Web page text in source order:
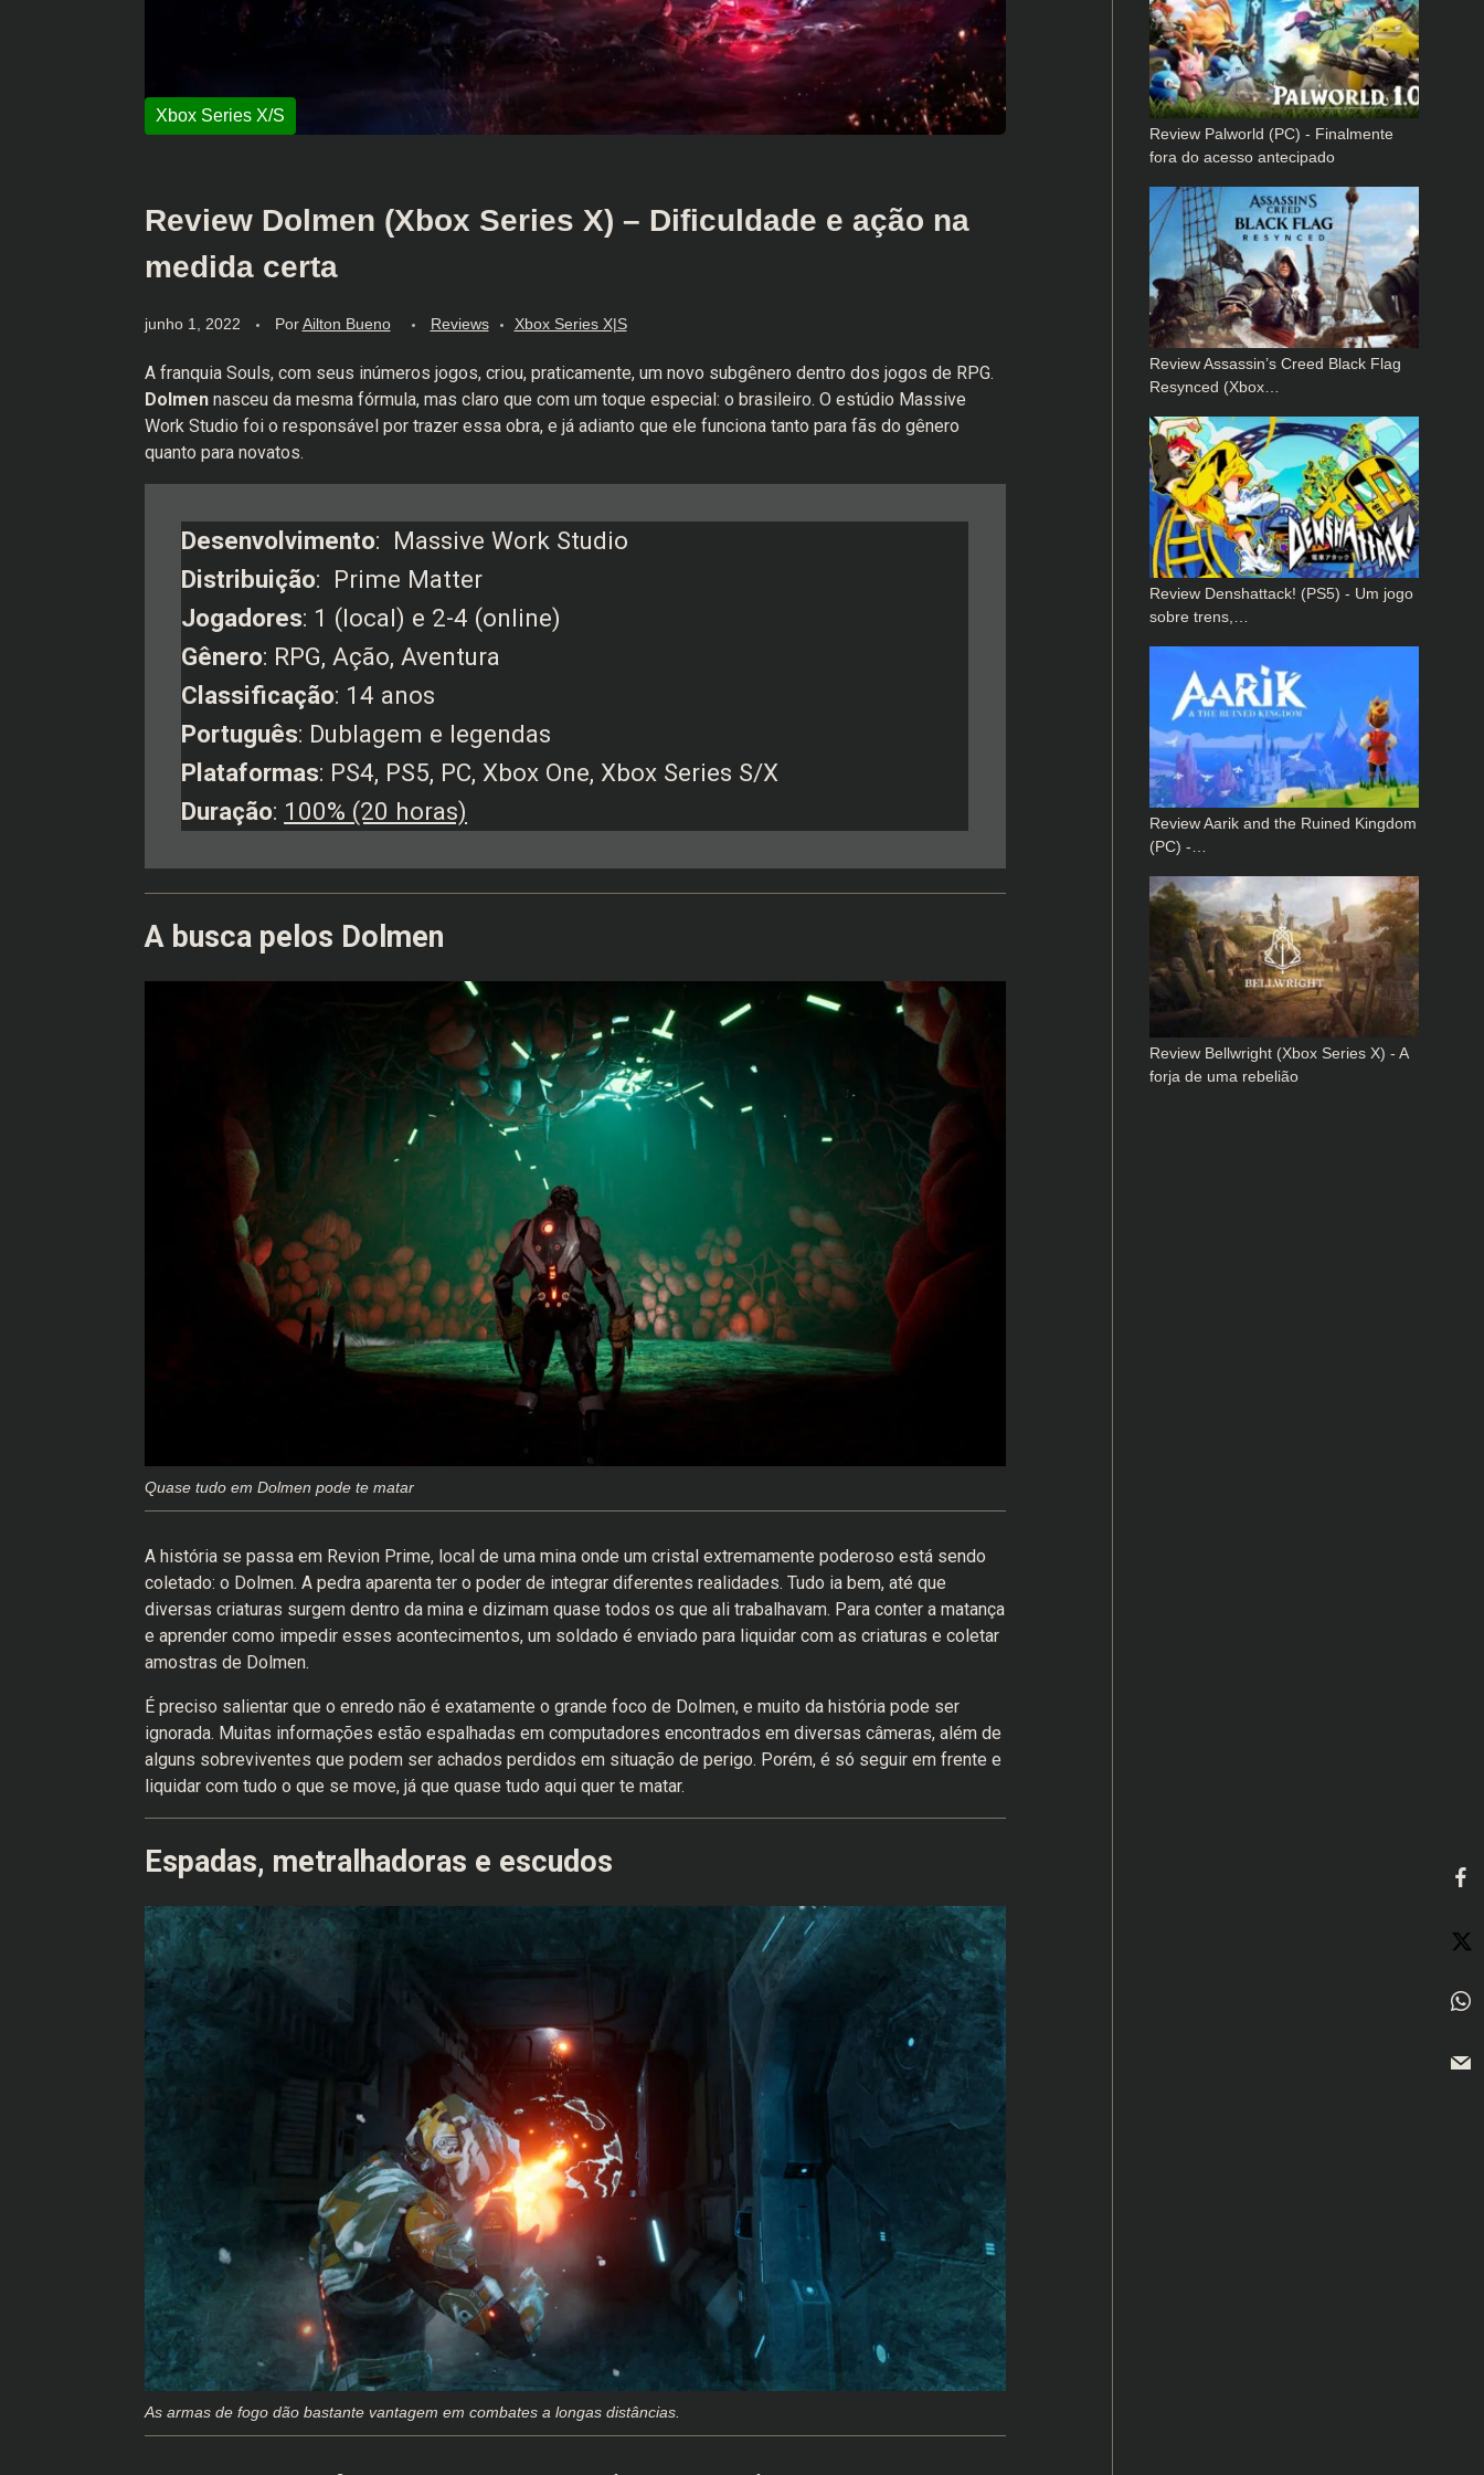
Review Dolmen (Xbox Series X) – Dificuldade e ação na
medida certa
junho 1, 2022 Por Ailton Bueno Reviews Xbox Series X|S
A franquia Souls, com seus inúmeros jogos, criou, praticamente, um novo subgênero dentro dos jogos de RPG.
Dolmen nasceu da mesma fórmula, mas claro que com um toque especial: o brasileiro. O estúdio Massive
Work Studio foi o responsável por trazer essa obra, e já adianto que ele funciona tanto para fãs do gênero
quanto para novatos.
Desenvolvimento: Massive Work Studio
Distribuição: Prime Matter
Jogadores: 1 (local) e 2-4 (online)
Gênero: RPG, Ação, Aventura
Classificação: 14 anos
Português: Dublagem e legendas
Plataformas: PS4, PS5, PC, Xbox One, Xbox Series S/X
Duração: 100% (20 horas)
A busca pelos Dolmen
Quase tudo em Dolmen pode te matar
A história se passa em Revion Prime, local de uma mina onde um cristal extremamente poderoso está sendo
coletado: o Dolmen. A pedra aparenta ter o poder de integrar diferentes realidades. Tudo ia bem, até que
diversas criaturas surgem dentro da mina e dizimam quase todos os que ali trabalhavam. Para conter a matança
e aprender como impedir esses acontecimentos, um soldado é enviado para liquidar com as criaturas e coletar
amostras de Dolmen.
É preciso salientar que o enredo não é exatamente o grande foco de Dolmen, e muito da história pode ser
ignorada. Muitas informações estão espalhadas em computadores encontrados em diversas câmeras, além de
alguns sobreviventes que podem ser achados perdidos em situação de perigo. Porém, é só seguir em frente e
liquidar com tudo o que se move, já que quase tudo aqui quer te matar.
Espadas, metralhadoras e escudos
As armas de fogo dão bastante vantagem em combates a longas distâncias.
Review Palworld (PC) - Finalmente
fora do acesso antecipado
Review Assassin’s Creed Black Flag
Resynced (Xbox…
Review Denshattack! (PS5) - Um jogo
sobre trens,…
Review Aarik and the Ruined Kingdom
(PC) -…
Review Bellwright (Xbox Series X) - A
forja de uma rebelião